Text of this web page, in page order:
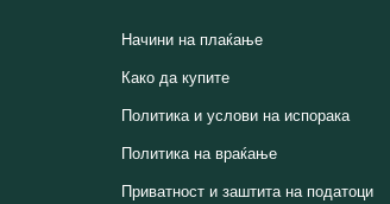
Начини на плаќање
Како да купите
Политика и услови на испорака
Политика на враќање
Приватност и заштита на податоци